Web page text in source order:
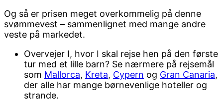
Og så er prisen meget overkommelig på denne
svømmevest – sammenlignet med mange andre
veste på markedet.
Overvejer I, hvor I skal rejse hen på den første
tur med et lille barn? Se nærmere på rejsemål
som Mallorca, Kreta, Cypern og Gran Canaria,
der alle har mange børnevenlige hoteller og
strande.